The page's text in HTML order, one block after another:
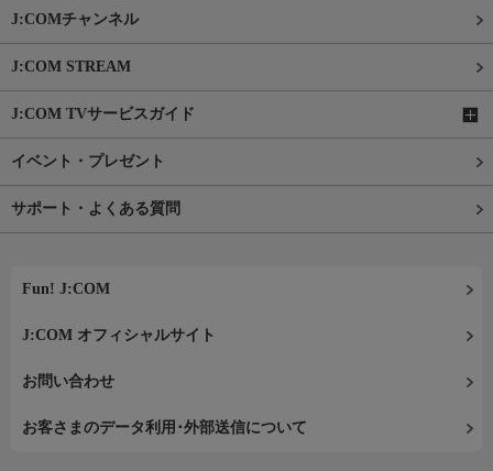
J:COMチャンネル
J:COM STREAM
J:COM TVサービスガイド
イベント・プレゼント
サポート・よくある質問
Fun! J:COM
J:COM オフィシャルサイト
お問い合わせ
お客さまのデータ利用･外部送信について